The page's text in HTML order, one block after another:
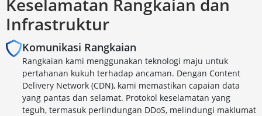
Keselamatan Rangkaian dan
Infrastruktur
Komunikasi Rangkaian
Rangkaian kami menggunakan teknologi maju untuk
pertahanan kukuh terhadap ancaman. Dengan Content
Delivery Network (CDN), kami memastikan capaian data
yang pantas dan selamat. Protokol keselamatan yang
teguh, termasuk perlindungan DDoS, melindungi maklumat